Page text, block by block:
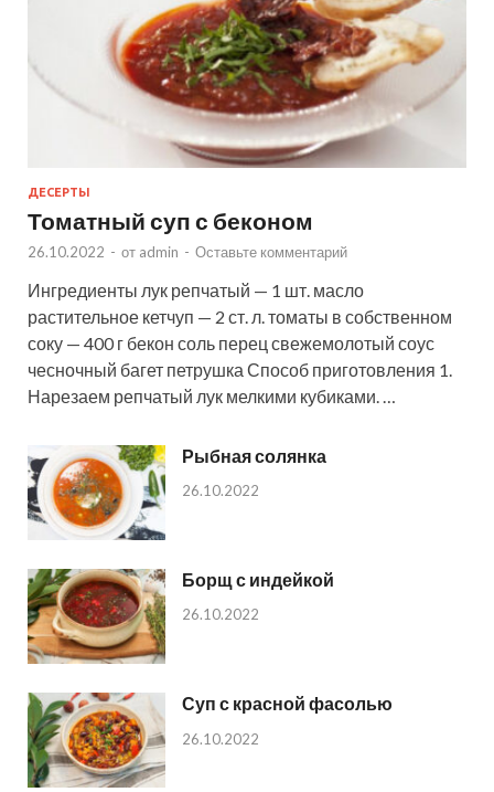
ДЕСЕРТЫ
Томатный суп с беконом
26.10.2022 - от admin - Оставьте комментарий
Ингредиенты лук репчатый — 1 шт. масло
растительное кетчуп — 2 ст. л. томаты в собственном
соку — 400 г бекон соль перец свежемолотый соус
чесночный багет петрушка Способ приготовления 1.
Нарезаем репчатый лук мелкими кубиками. …
Рыбная солянка
26.10.2022
Борщ с индейкой
26.10.2022
Суп с красной фасолью
26.10.2022